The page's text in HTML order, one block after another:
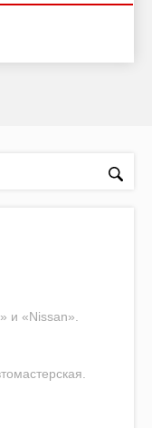
и «Nissan».